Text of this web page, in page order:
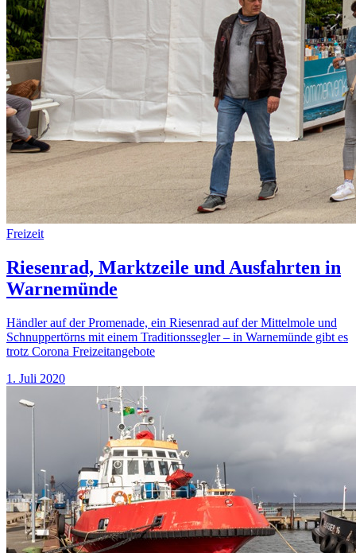
Freizeit
Riesenrad, Marktzeile und Ausfahrten in
Warnemünde
Händler auf der Promenade, ein Riesenrad auf der Mittelmole und
Schnuppertörns mit einem Traditionssegler – in Warnemünde gibt es
trotz Corona Freizeitangebote
1. Juli 2020